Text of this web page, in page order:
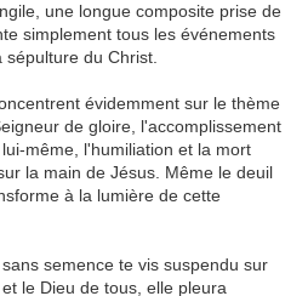
une longue composite prise de
simplement tous les événements
sépulture du Christ
évidemment sur le thème
de gloire l'accomplissement
même , l'humiliation et la mort
la main de Jésus Même le deuil
à la lumière de cette
sans semence te vis suspendu sur
et le Dieu de tous, elle pleura